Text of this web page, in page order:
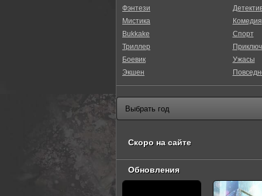
Фэнтези
Мистика
Bukkake
Триллер
Боевик
Экшен
Комедия
Спорт
Ужасы
Скоро на сайте
Обновления